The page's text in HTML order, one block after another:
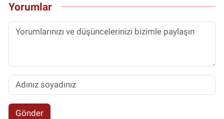
Yorumlar
Gönder